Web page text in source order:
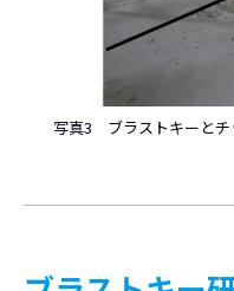
写真3 ブラストキーとチ